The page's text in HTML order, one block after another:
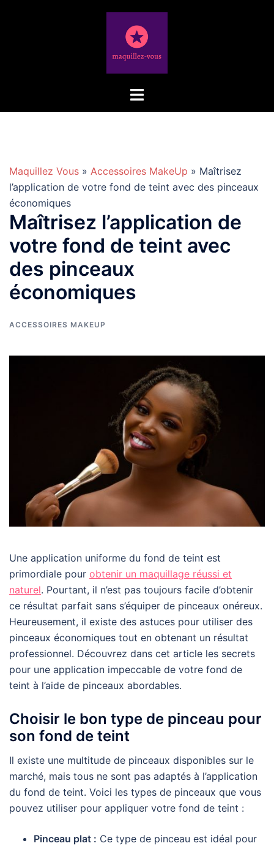
Maquillez Vous » Accessoires MakeUp » Maîtrisez
l’application de votre fond de teint avec des pinceaux
économiques
Maîtrisez l’application de
votre fond de teint avec
des pinceaux
économiques
ACCESSOIRES MAKEUP
Une application uniforme du fond de teint est
primordiale pour obtenir un maquillage réussi et
naturel. Pourtant, il n’est pas toujours facile d’obtenir
ce résultat parfait sans s’équiper de pinceaux onéreux.
Heureusement, il existe des astuces pour utiliser des
pinceaux économiques tout en obtenant un résultat
professionnel. Découvrez dans cet article les secrets
pour une application impeccable de votre fond de
teint à l’aide de pinceaux abordables.
Choisir le bon type de pinceau pour
son fond de teint
Il existe une multitude de pinceaux disponibles sur le
marché, mais tous ne sont pas adaptés à l’application
du fond de teint. Voici les types de pinceaux que vous
pouvez utiliser pour appliquer votre fond de teint :
Pinceau plat : Ce type de pinceau est idéal pour